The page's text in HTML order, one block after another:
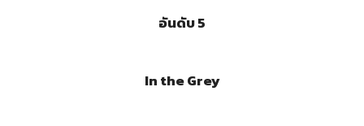
อันดับ 5
In the Grey